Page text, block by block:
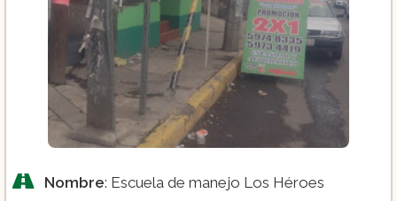
Nombre: Escuela de manejo Los Héroes